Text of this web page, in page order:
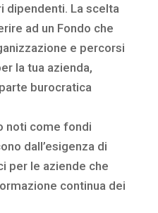
dipendenti. La scelta
ad un Fondo che
e percorsi
la tua azienda,
burocratica
noti come fondi
dall’esigenza di
per le aziende che
continua dei